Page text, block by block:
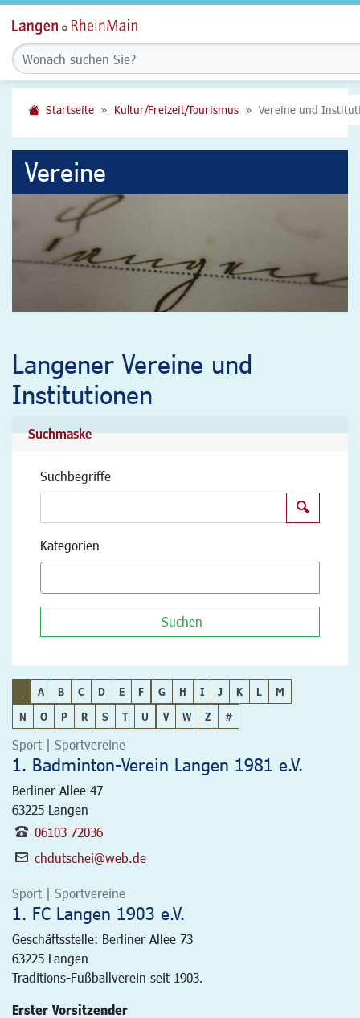
Startseite Kultur/Freizeit/Tourismus Vereine und
Vereine
Langener Vereine und
Institutionen
Suchmaske
Suchbegriffe
Kategorien
Suchen
A B C D E F G H I J K L
M
N
O P R S T U V W Z #
Sport | Sportvereine
1. Badminton-Verein Langen 1981 e.V.
Berliner Allee 47
63225 Langen
06103 72036
chdutschei@web.de
Sport | Sportvereine
1. FC Langen 1903 e.V.
Geschäftsstelle: Berliner Allee 73
63225 Langen
Traditions-Fußballverein seit 1903.
Erster Vorsitzender